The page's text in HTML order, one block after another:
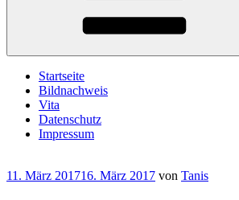
Startseite
Bildnachweis
Vita
Datenschutz
Impressum
Veröffentlicht
11. März 201716. März 2017 von Tanis